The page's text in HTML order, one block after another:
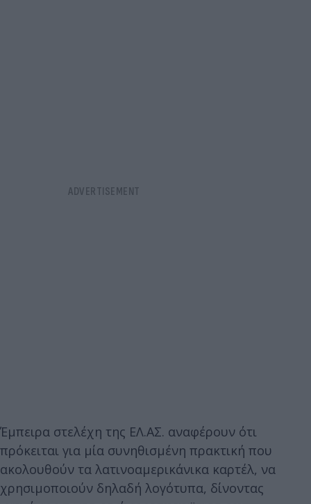
Έμπειρα στελέχη της ΕΛ.ΑΣ. αναφέρουν ότι
πρόκειται για μία συνηθισμένη πρακτική που
ακολουθούν τα λατινοαμερικάνικα καρτέλ, να
χρησιμοποιούν δηλαδή λογότυπα, δίνοντας